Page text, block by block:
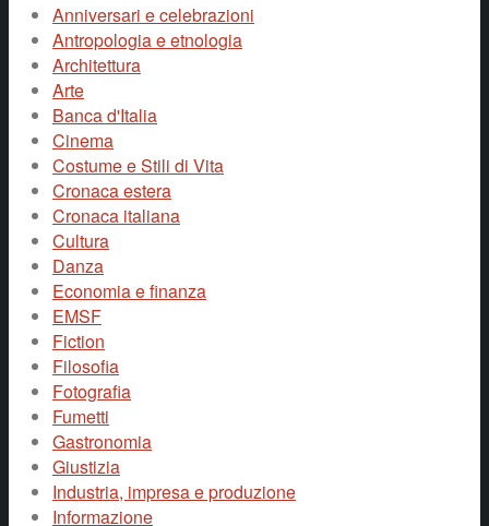
Anniversari e celebrazioni
Antropologia e etnologia
Architettura
Arte
Banca d'Italia
Cinema
Costume e Stili di Vita
Cronaca estera
Cronaca italiana
Cultura
Danza
Economia e finanza
EMSF
Fiction
Filosofia
Fotografia
Fumetti
Gastronomia
Giustizia
Industria, impresa e produzione
Informazione